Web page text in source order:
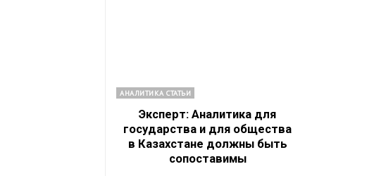
АНАЛИТИКА СТАТЬИ
Эксперт: Аналитика для
государства и для общества
в Казахстане должны быть
сопоставимы